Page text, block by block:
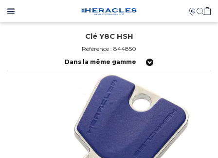
Clé Y8C HSH
Référence : 844850
Dans la même gamme